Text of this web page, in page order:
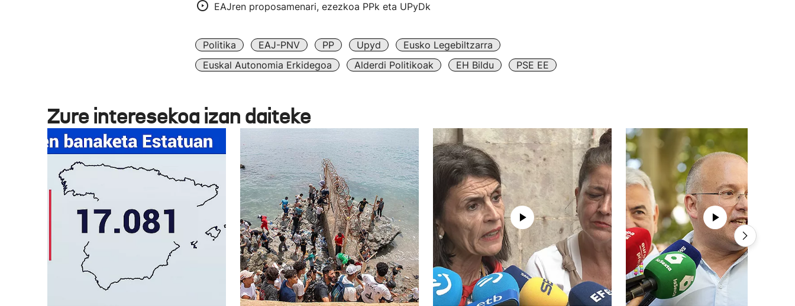
EAJren proposamenari, ezezkoa PPk eta UPyDk
Politika EAJ-PNV PP Upyd
Eusko Legebiltzarra
Euskal Autonomia Erkidegoa
Alderdi Politikoak EH Bildu PSE EE
Zure interesekoa izan daiteke